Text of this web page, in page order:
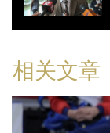
相关文章